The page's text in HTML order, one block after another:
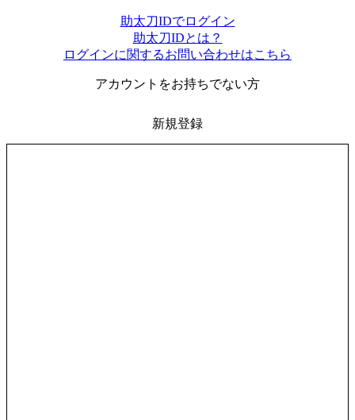
助太刀IDでログイン
助太刀IDとは？
ログインに関するお問い合わせはこちら
アカウントをお持ちでない方
新規登録